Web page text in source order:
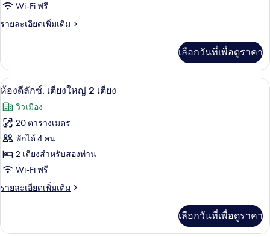
ดี
ลัก
หลาย
เตียง,
ระเบียง
Wi-Fi ฟรี
รายละเอียดเพิ่มเติม
ราย
เกี่ยว
กับ
ห้อง
ลัก
ซ์,
หลาย
เตียง,
ระเบียง
เลือกวันที่เพื่อดูราคา
เปิด
ภาพถ่าย
ทั้งหมด
ของ
ห้อง
ดี
ลัก
เตียง
ห้องดีลักซ์, เตียงใหญ่ 2 เตียง | มินิบา
5
ห้องดีลักซ์, เตียงใหญ่ 2 เตียง
วิวเมือง
20 ตารางเมตร
พักได้ 4 คน
2 เตียงสำหรับสองท่าน
Wi-Fi ฟรี
รายละเอียดเพิ่มเติม
ราย
เกี่ยว
เลือกวันที่เพื่อดูราคา